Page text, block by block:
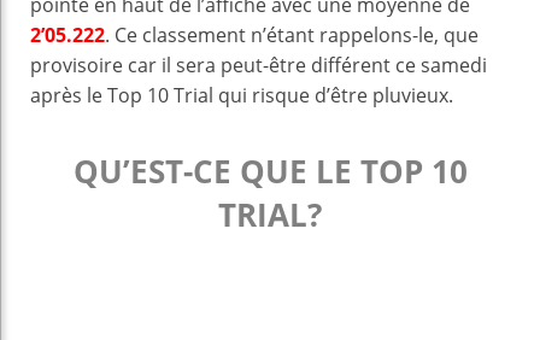
pointe en haut de l’affiche avec une moyenne de
2’05.222. Ce classement n’étant rappelons-le, que
provisoire car il sera peut-être différent ce samedi
après le Top 10 Trial qui risque d’être pluvieux.
QU’EST-CE QUE LE TOP 10
TRIAL?